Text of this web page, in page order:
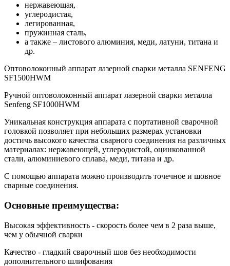
нержавеющая,
углеродистая,
легированная,
пружинная сталь,
а также – листового алюминия, меди, латуни, титана и
др.
Оптоволоконный аппарат лазерной сварки металла SENFENG
SF1500HWM
Ручной оптоволоконный аппарат лазерной сварки металла
Senfeng SF1000HWM
Уникальная конструкция аппарата с портативной сварочной
головкой позволяет при небольших размерах установки
достичь высокого качества сварного соединения на различных
материалах: нержавеющей, углеродистой, оцинкованной
стали, алюминиевого сплава, меди, титана и др.
С помощью аппарата можно производить точечное и шовное
сварные соединения.
Основные преимущества:
Высокая эффективность - скорость более чем в 2 раза выше,
чем у обычной сварки
Качество - гладкий сварочный шов без необходимости
дополнительного шлифования